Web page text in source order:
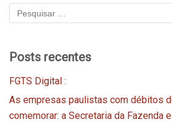
Posts recentes
FGTS Digital :
As empresas paulistas com débitos
comemorar: a Secretaria da Fazenda